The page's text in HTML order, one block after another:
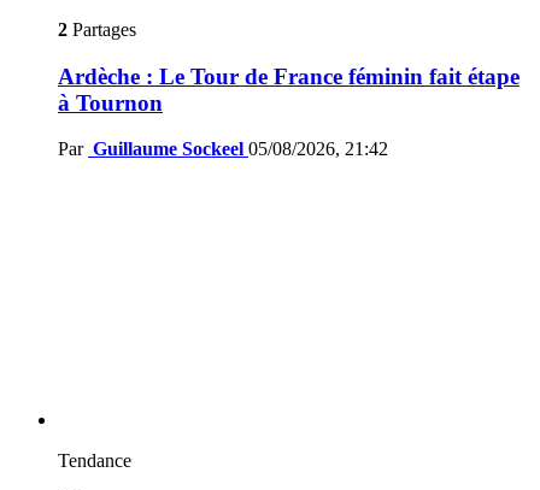
2 Partages
Ardèche : Le Tour de France féminin fait étape
à Tournon
Par Guillaume Sockeel 05/08/2026, 21:42
Tendance